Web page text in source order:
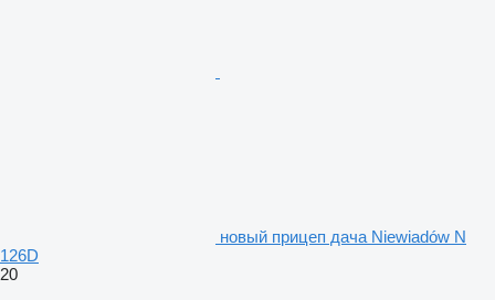
новый прицеп дача Niewiadów N
126D
20